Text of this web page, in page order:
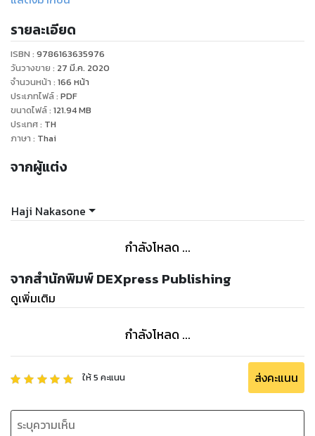
ลำพัง!
เรื่องราวการผจญภัยของเลนท์ผู้ไม่มีวันตายซึ่งเป็นที่นิยมอย่าง
ล้นหลามเปิดม่านขึ้นแล้ว!
รายละเอียด
ISBN : 9786163635976
วันวางขาย : 27 มี.ค. 2020
จำนวนหน้า : 166 หน้า
ประเภทไฟล์: PDF
ขนาดไฟล์: 121.94MB
ประเทศ: TH
ภาษา : Thai
จากผู้แต่ง
Haji Nakasone
กำลังโหลด ...
จากสำนักพิมพ์ DEXpress Publishing
ดูเพิ่มเติม
กำลังโหลด ...
ให้5 คะแนน ส่งคะแนน